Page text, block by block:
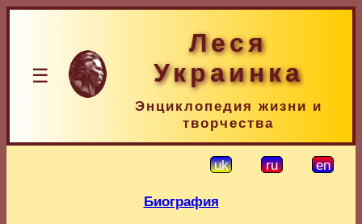
☰
Леся
Украинка
Энциклопедия жизни и
творчества
uk ru en
Биография